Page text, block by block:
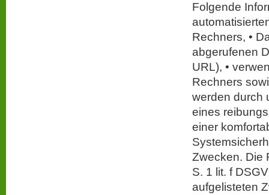
Folgende
Rechners, •
abgerufenen
URL), •
Rechners
werden durch
eines
einer
Zwecken. Die
S. 1 lit. f
aufgelisteten